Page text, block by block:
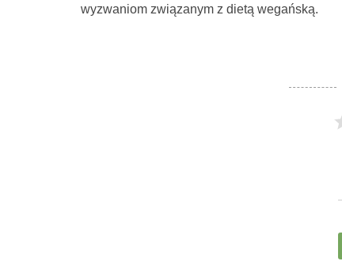
wyzwaniom związanym z dietą wegańską.